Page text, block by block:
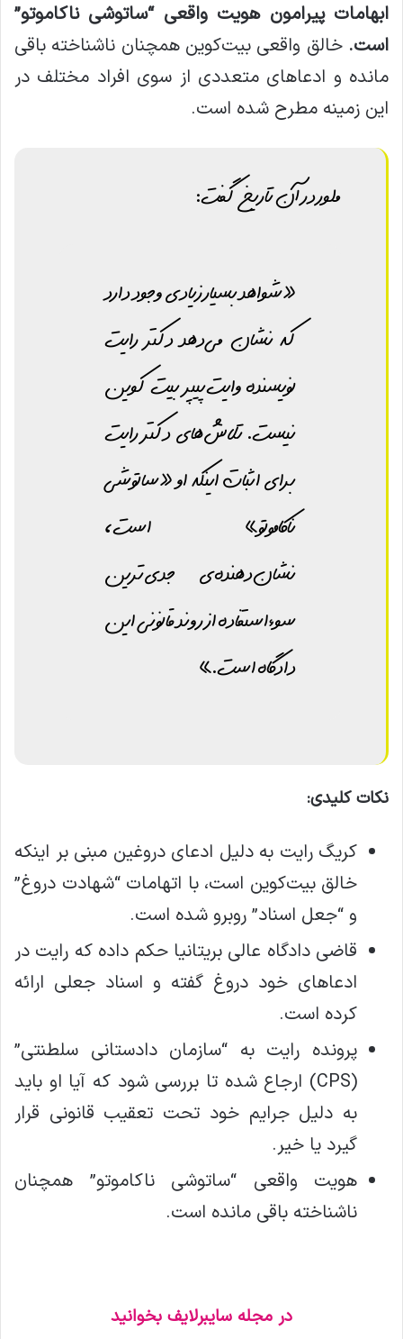
ابهامات پیرامون هویت واقعی “ساتوشی ناکاموتو”
است. خالق واقعی بیت‌کوین همچنان ناشناخته باقی
مانده و ادعاهای متعددی از سوی افراد مختلف در
این زمینه مطرح شده است.
ملور در آن تاریخ گفت:
«شواهد بسیار زیادی وجود دارد
که نشان می‌دهد دکتر رایت
نویسنده وایت‌پیپر بیت کوین
نیست. تلاش‌های دکتر رایت
برای اثبات اینکه او «ساتوشی
ناکاموتو» است،
نشان‌دهنده‌ی جدی‌ترین
سوءاستفاده از روند قانونی این
دادگاه است.»
نکات کلیدی:
کریگ رایت به دلیل ادعای دروغین مبنی بر اینکه
خالق بیت‌کوین است، با اتهامات “شهادت دروغ”
و “جعل اسناد” روبرو شده است.
قاضی دادگاه عالی بریتانیا حکم داده که رایت در
ادعاهای خود دروغ گفته و اسناد جعلی ارائه
کرده است.
پرونده رایت به “سازمان دادستانی سلطنتی”
(CPS) ارجاع شده تا بررسی شود که آیا او باید
به دلیل جرایم خود تحت تعقیب قانونی قرار
گیرد یا خیر.
هویت واقعی “ساتوشی ناکاموتو” همچنان
ناشناخته باقی مانده است.
در مجله سایبرلایف بخوانید